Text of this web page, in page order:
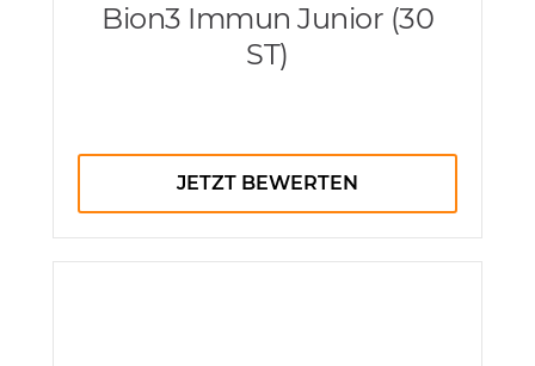
Bion3 Immun Junior (30
ST)
JETZT BEWERTEN